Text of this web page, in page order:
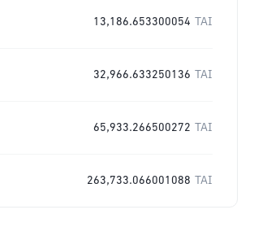
13,186.653300054 TAI
32,966.633250136 TAI
65,933.266500272 TAI
263,733.066001088 TAI